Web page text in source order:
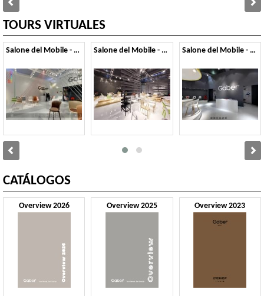
TOURS VIRTUALES
Salone del Mobile - 2014 Salone del Mobile - 2013 Salone del Mobile - 2012
CATÁLOGOS
Overview 2026 Overview 2025 Overview 2023